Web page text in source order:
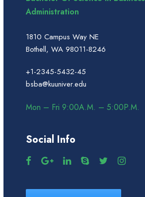
Administration
1810 Campus Way NE
Bothell, WA 98011-8246
+1-2345-5432-45
bsba@kuuniver.edu
Mon – Fri 9:00A.M. – 5:00P.M.
Social Info